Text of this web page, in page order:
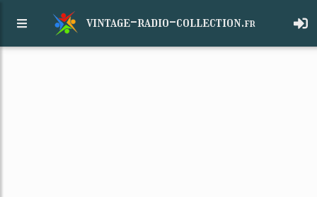
vintage-radio-collection.fr